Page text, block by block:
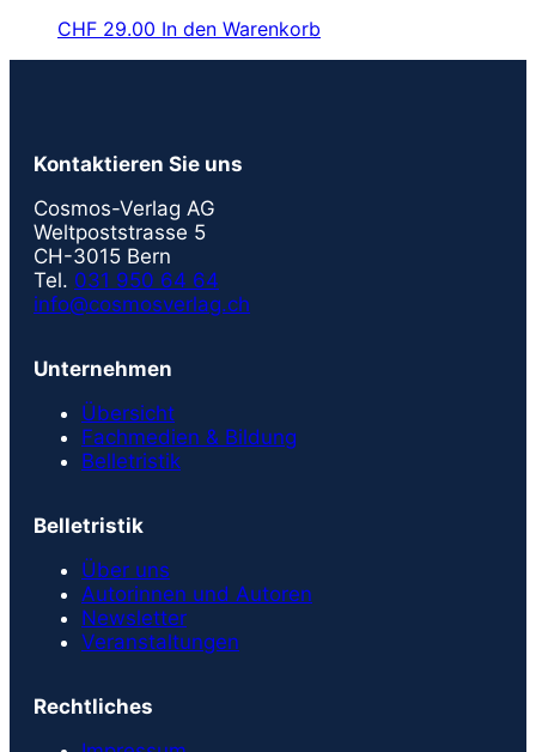
CHF 29.00 In den Warenkorb
Kontaktieren Sie uns
Cosmos-Verlag AG
Weltpoststrasse 5
CH-3015 Bern
Tel. 031 950 64 64
info@cosmosverlag.ch
Unternehmen
Übersicht
Fachmedien & Bildung
Belletristik
Belletristik
Über uns
Autorinnen und Autoren
Newsletter
Veranstaltungen
Rechtliches